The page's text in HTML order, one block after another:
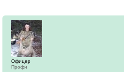
Офицер
Профи